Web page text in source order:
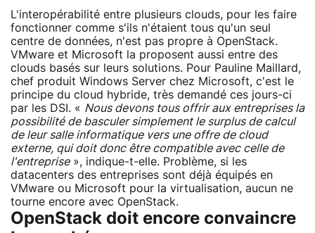
L'interopérabilité entre plusieurs clouds, pour les faire
fonctionner comme s'ils n'étaient tous qu'un seul
centre de données, n'est pas propre à OpenStack.
VMware et Microsoft la proposent aussi entre des
clouds basés sur leurs solutions. Pour Pauline Maillard,
chef produit Windows Server chez Microsoft, c'est le
principe du cloud hybride, très demandé ces jours-ci
par les DSI. « Nous devons tous offrir aux entreprises la
possibilité de basculer simplement le surplus de calcul
de leur salle informatique vers une offre de cloud
externe, qui doit donc être compatible avec celle de
l'entreprise», indique-t-elle. Problème, si les
datacenters des entreprises sont déjà équipés en
VMware ou Microsoft pour la virtualisation, aucun ne
tourne encore avec OpenStack.
OpenStack doit encore convaincre